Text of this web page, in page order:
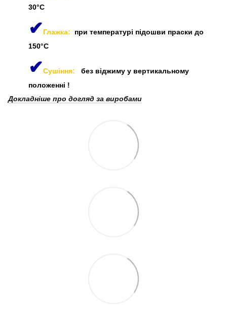
30°C
✔Глажка: при температурі підошви праски до
150°C
✔Сушіння:
без віджиму у вертикальному
положенні !
Докладніше про догляд за виробами